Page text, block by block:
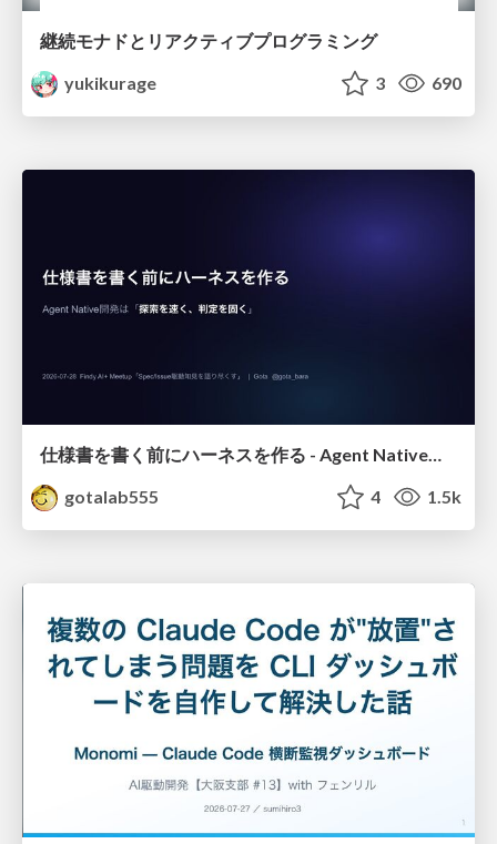
継続モナドとリアクティブプログラミング
yukikurage
3 690
仕様書を書く前にハーネスを作る - Agent Native開発は「探索を速く、判定を固く」
gotalab555
4 1.5k